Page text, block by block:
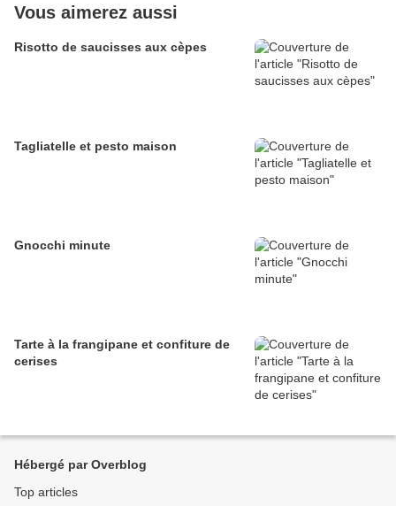
Vous aimerez aussi
Risotto de saucisses aux cèpes
Tagliatelle et pesto maison
Gnocchi minute
Tarte à la frangipane et confiture de
cerises
Hébergé par Overblog
Top articles